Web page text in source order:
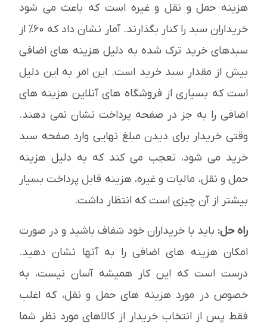
هزینه حمل و نقل و غیره است که باعث می شود
خریداران سبد را کنار بگذارند. آمار نشان داد که 60٪ از
سبدهای خرید ترک شده به دلیل هزینه های اضافی
بیش از مقدار سبد خرید است. این امر به این دلیل
است که بسیاری از فروشگاه های آنلاین هزینه های
اضافی را به جز در صفحه پرداخت نشان نمی دهند.
وقتی خریدار برای دیدن مبلغ نهایی وارد صفحه سبد
خرید می شود، تعجب می کند که به دلیل هزینه
حمل و نقل، مالیات و غیره، هزینه قابل پرداخت بسیار
بیشتر از آن چیزی است که انتظار داشت.
راه حل: باید با خریداران خود شفاف باشید و در صورت
امکان هزینه های اضافی را به آنها نشان دهید.
درست است که این کار همیشه آسان نیست، به
خصوص در مورد هزینه های حمل و نقل، که اغلب
فقط پس از انتخاب خریدار از کالاهای مورد نظر شما